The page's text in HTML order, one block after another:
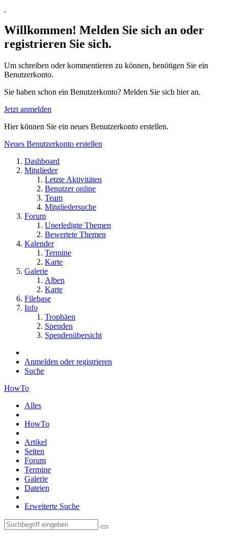
Willkommen! Melden Sie sich an oder
registrieren Sie sich.
Um schreiben oder kommentieren zu können, benötigen Sie ein
Benutzerkonto.
Sie haben schon ein Benutzerkonto? Melden Sie sich hier an.
Jetzt anmelden
Hier können Sie ein neues Benutzerkonto erstellen.
Neues Benutzerkonto erstellen
Dashboard
Mitglieder
Letzte Aktivitäten
Benutzer online
Team
Mitgliedersuche
Forum
Unerledigte Themen
Bewertete Themen
Kalender
Termine
Karte
Galerie
Alben
Karte
Filebase
Info
Trophäen
Spenden
Spendenübersicht
Anmelden oder registrieren
Suche
HowTo
Alles
HowTo
Artikel
Seiten
Forum
Termine
Galerie
Dateien
Erweiterte Suche